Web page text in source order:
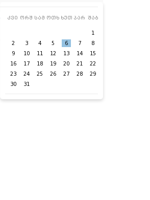
კვი ორშ სამ ოთხ ხუთ პარ შაბ
1
2
3 4 5 6 7
8
9
10 11 12 13 14
15
16
17 18 19 20 21
22
23
24 25 26 27 28
29
30
31